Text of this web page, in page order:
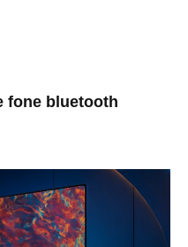
fone bluetooth